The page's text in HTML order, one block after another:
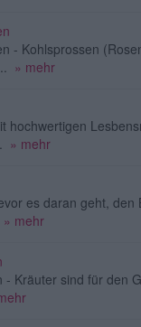
- Kohlsprossen
» mehr
hochwertigen
» mehr
es daran geht, den
» mehr
- Kräuter sind für den